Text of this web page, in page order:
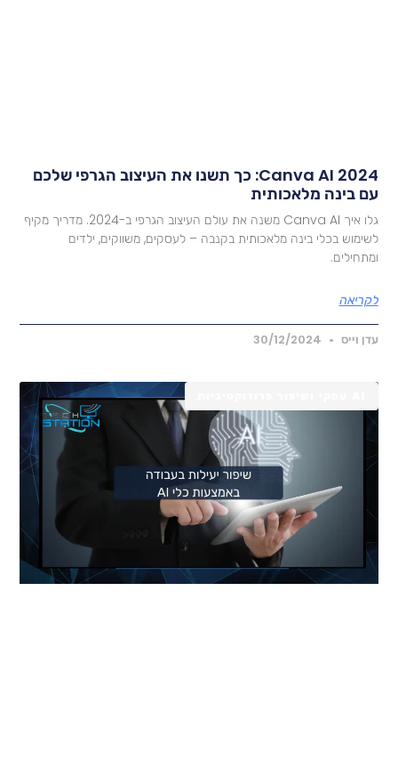
Canva AI 2024: כך תשנו את העיצוב הגרפי שלכם
בינה מלאכותית
גלו איך Canva AI משנה את עולם העיצוב הגרפי ב-2024. מדריך מקיף
בכלי בינה מלאכותית בקנבה – לעסקים, משווקים, ילדים
וייס 30/12/2024